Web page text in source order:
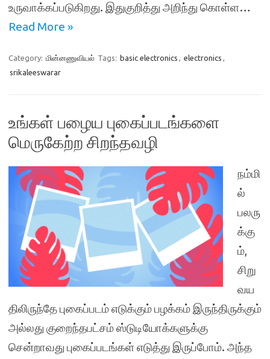
உருவாக்கப்படுகிறது. இதுகுறித்து அறிந்து கொள்ள…
Read More »
Category: மின்னணுவியல் Tags: basic electronics , electronics ,
srikaleeswarar
உங்கள் பழைய புகைப்படங்களை
மெருகேற்ற சிறந்தவழி
நம்மி
ல்
பலரு
க்கு
ம்,
சிறு
வய
திலிருந்தே புகைப்படம் எடுக்கும் பழக்கம் இருந்திருக்கும்
அல்லது குறைந்தபட்சம் ஸ்டுடியோக்களுக்கு
சென்றாவது புகைப்படங்கள் எடுத்து இருப்போம். அந்த